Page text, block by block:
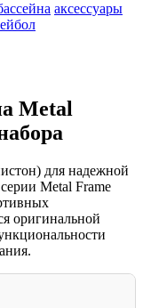
аксессуары
Metal
для надежной
Metal Frame
оригинальной